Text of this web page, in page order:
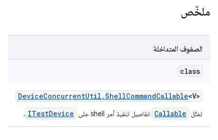
ملخّص
الصفوف المتداخلة
class
DeviceConcurrentUtil .ShellCommandCallable<V>
تمثّل Callable تفاصيل تنفيذ أمر shell على ITestDevice
.